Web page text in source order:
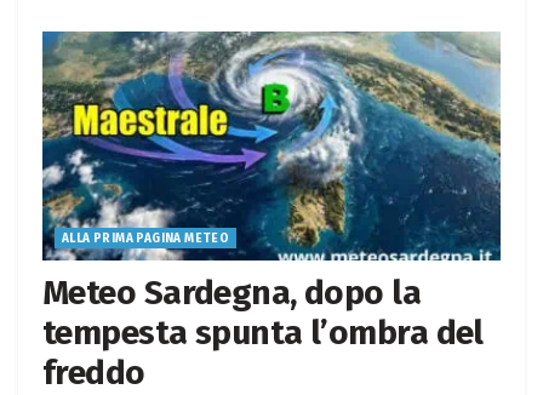
ALLA PRIMA PAGINA METEO
Meteo Sardegna, dopo la
tempesta spunta l’ombra del
freddo